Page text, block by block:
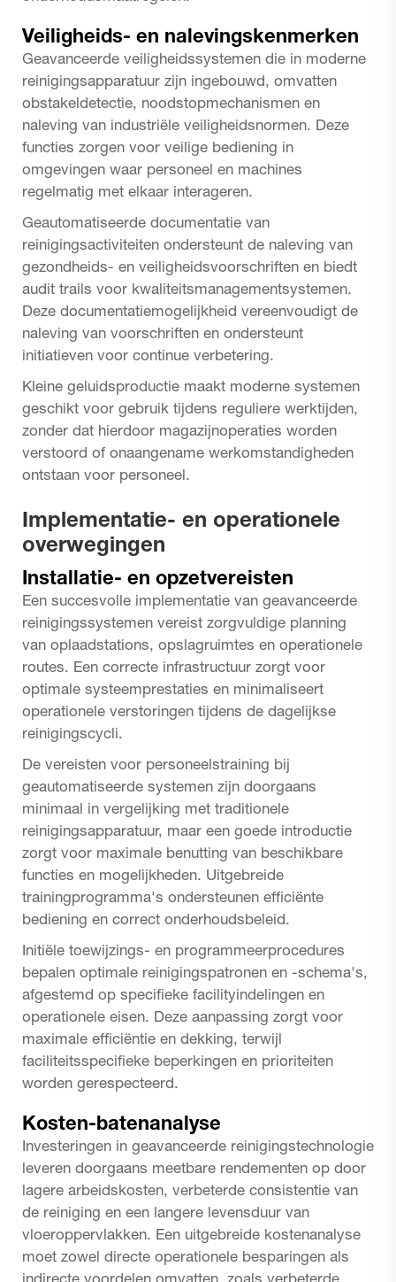
Veiligheids- en nalevingskenmerken
Geavanceerde veiligheidssystemen die in moderne
reinigingsapparatuur zijn ingebouwd, omvatten
obstakeldetectie, noodstopmechanismen en
naleving van industriële veiligheidsnormen. Deze
functies zorgen voor veilige bediening in
omgevingen waar personeel en machines
regelmatig met elkaar interageren.
Geautomatiseerde documentatie van
reinigingsactiviteiten ondersteunt de naleving van
gezondheids- en veiligheidsvoorschriften en biedt
audit trails voor kwaliteitsmanagementsystemen.
Deze documentatiemogelijkheid vereenvoudigt de
naleving van voorschriften en ondersteunt
initiatieven voor continue verbetering.
Kleine geluidsproductie maakt moderne systemen
geschikt voor gebruik tijdens reguliere werktijden,
zonder dat hierdoor magazijnoperaties worden
verstoord of onaangename werkomstandigheden
ontstaan voor personeel.
Implementatie- en operationele
overwegingen
Installatie- en opzetvereisten
Een succesvolle implementatie van geavanceerde
reinigingssystemen vereist zorgvuldige planning
van oplaadstations, opslagruimtes en operationele
routes. Een correcte infrastructuur zorgt voor
optimale systeemprestaties en minimaliseert
operationele verstoringen tijdens de dagelijkse
reinigingscycli.
De vereisten voor personeelstraining bij
geautomatiseerde systemen zijn doorgaans
minimaal in vergelijking met traditionele
reinigingsapparatuur, maar een goede introductie
zorgt voor maximale benutting van beschikbare
functies en mogelijkheden. Uitgebreide
trainingprogramma's ondersteunen efficiënte
bediening en correct onderhoudsbeleid.
Initiële toewijzings- en programmeerprocedures
bepalen optimale reinigingspatronen en -schema's,
afgestemd op specifieke facilityindelingen en
operationele eisen. Deze aanpassing zorgt voor
maximale efficiëntie en dekking, terwijl
faciliteitsspecifieke beperkingen en prioriteiten
worden gerespecteerd.
Kosten-batenanalyse
Investeringen in geavanceerde reinigingstechnologie
leveren doorgaans meetbare rendementen op door
lagere arbeidskosten, verbeterde consistentie van
de reiniging en een langere levensduur van
vloeroppervlakken. Een uitgebreide kostenanalyse
moet zowel directe operationele besparingen als